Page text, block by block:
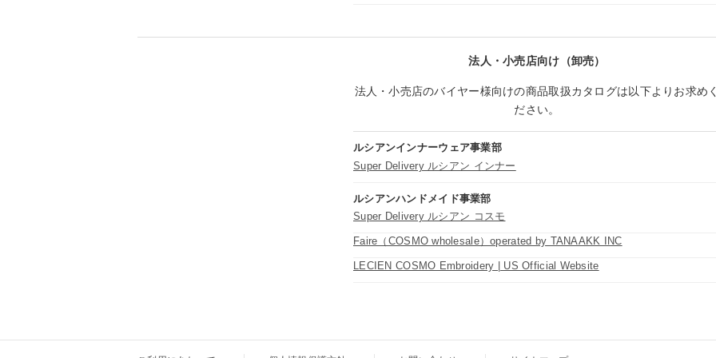
法人・小売店向け（卸売）
法人・小売店のバイヤー様向けの商品取扱カタログは以下よりお求め
ださい。
ルシアンインナーウェア事業部
Super Delivery ルシアン インナー
ルシアンハンドメイド事業部
Super Delivery ルシアン コスモ
Faire（COSMO wholesale）operated by TANAAKK INC
LECIEN COSMO Embroidery | US Official Website